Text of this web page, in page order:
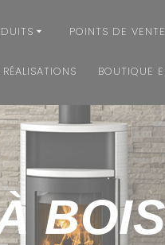
POINTS DE VENTE
BOUTIQUE